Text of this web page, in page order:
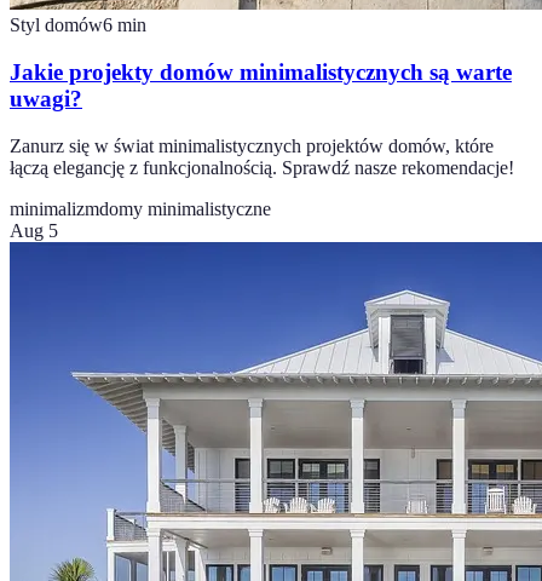
Styl domów6 min
Jakie projekty domów minimalistycznych są warte
uwagi?
Zanurz się w świat minimalistycznych projektów domów, które
łączą elegancję z funkcjonalnością. Sprawdź nasze rekomendacje!
minimalizmdomy minimalistyczne
Aug 5